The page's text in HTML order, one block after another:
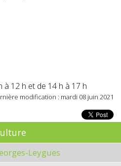
à 12 h et de 14 h à 17 h
modification : mardi 08 juin 2021
Leygues